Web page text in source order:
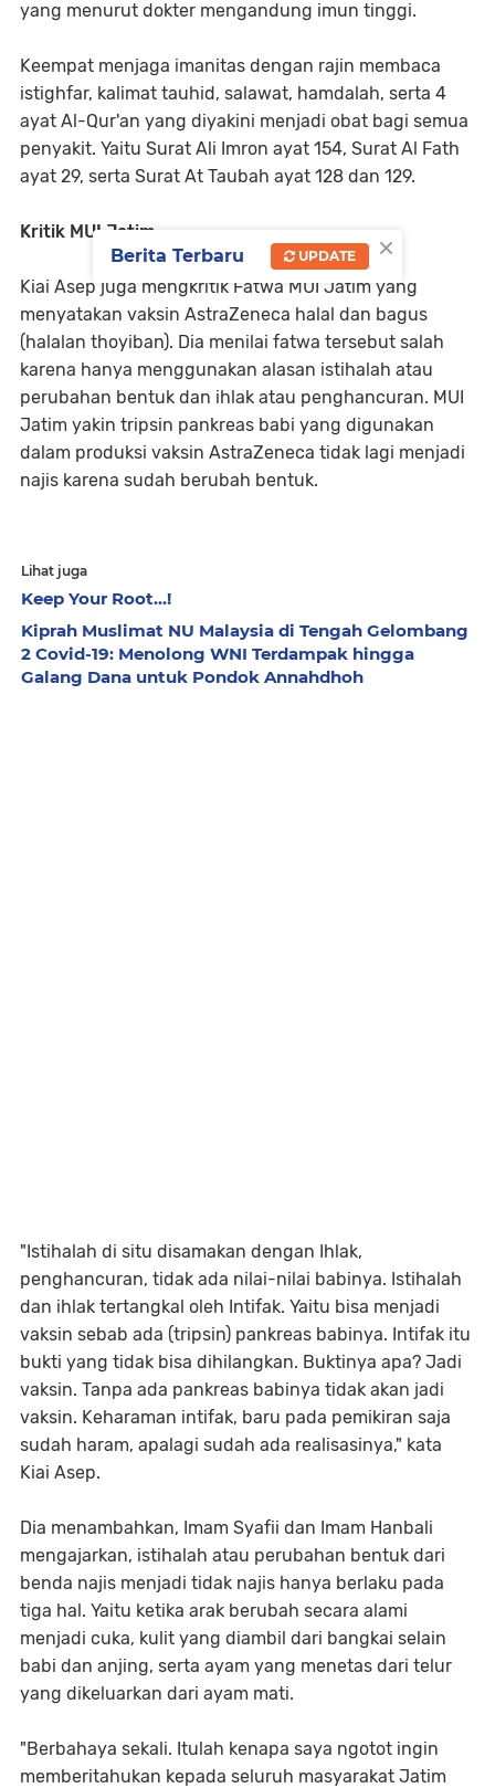
yang menurut dokter mengandung imun tinggi.
Keempat menjaga imanitas dengan rajin membaca
istighfar, kalimat tauhid, salawat, hamdalah, serta 4
ayat Al-Qur'an yang diyakini menjadi obat bagi semua
penyakit. Yaitu Surat Ali Imron ayat 154, Surat Al Fath
ayat 29, serta Surat At Taubah ayat 128 dan 129.
Kritik MUI Jatim
Kiai Asep juga mengkritik Fatwa MUI Jatim yang
menyatakan vaksin AstraZeneca halal dan bagus
(halalan thoyiban). Dia menilai fatwa tersebut salah
karena hanya menggunakan alasan istihalah atau
perubahan bentuk dan ihlak atau penghancuran. MUI
Jatim yakin tripsin pankreas babi yang digunakan
dalam produksi vaksin AstraZeneca tidak lagi menjadi
najis karena sudah berubah bentuk.
Lihat juga
Keep Your Root...!
Kiprah Muslimat NU Malaysia di Tengah Gelombang
2 Covid-19: Menolong WNI Terdampak hingga
Galang Dana untuk Pondok Annahdhoh
"Istihalah di situ disamakan dengan Ihlak,
penghancuran, tidak ada nilai-nilai babinya. Istihalah
dan ihlak tertangkal oleh Intifak. Yaitu bisa menjadi
vaksin sebab ada (tripsin) pankreas babinya. Intifak itu
bukti yang tidak bisa dihilangkan. Buktinya apa? Jadi
vaksin. Tanpa ada pankreas babinya tidak akan jadi
vaksin. Keharaman intifak, baru pada pemikiran saja
sudah haram, apalagi sudah ada realisasinya," kata
Kiai Asep.
Dia menambahkan, Imam Syafii dan Imam Hanbali
mengajarkan, istihalah atau perubahan bentuk dari
benda najis menjadi tidak najis hanya berlaku pada
tiga hal. Yaitu ketika arak berubah secara alami
menjadi cuka, kulit yang diambil dari bangkai selain
babi dan anjing, serta ayam yang menetas dari telur
yang dikeluarkan dari ayam mati.
"Berbahaya sekali. Itulah kenapa saya ngotot ingin
memberitahukan kepada seluruh masyarakat Jatim
×
Berita Terbaru UPDATE